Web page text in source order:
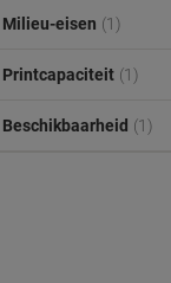
Milieu-eisen (1)
Printcapaciteit (1)
Beschikbaarheid (1)